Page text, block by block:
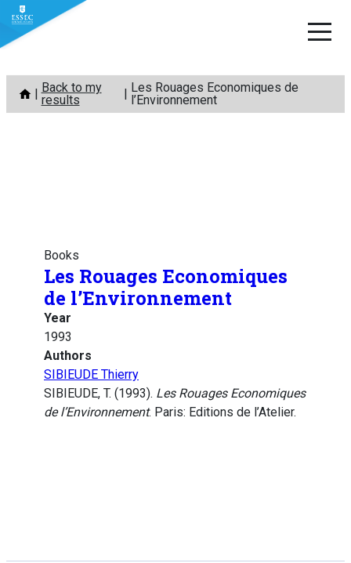
Skip
content
Back to my
results
Les Rouages Economiques de
l’Environnement
Books
Les Rouages Economiques
de l’Environnement
Year
1993
Authors
SIBIEUDE Thierry
SIBIEUDE, T. (1993). Les Rouages Economiques
de l’Environnement. Paris: Editions de l’Atelier.